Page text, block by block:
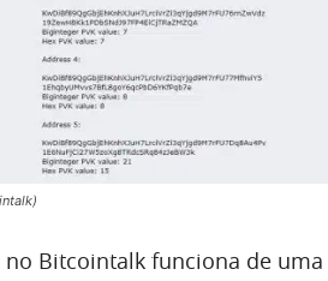
no Bitcointalk funciona de